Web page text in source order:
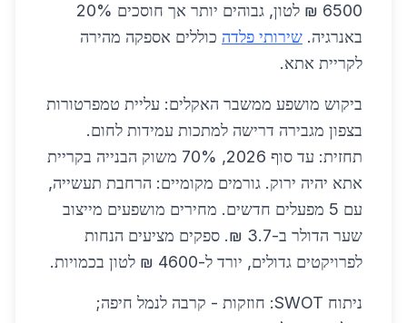
6500 ₪ לטון, גבוהים יותר אך חוסכים 20%
באנרגיה. שירותי פלדה כוללים אספקה מהירה
לקריית אתא.
ביקוש מושפע ממשבר האקלים: עליית טמפרטורות
בצפון מגבירה דרישה למתכות עמידות לחום.
תחזית: עד סוף 2026, 70% משוק הבנייה בקריית
אתא יהיה ירוק. גורמים מקומיים: הרחבת תעשייה,
עם 5 מפעלים חדשים. מחירים מושפעים מייצוב
שער הדולר ב-3.7 ₪. ספקים מציעים הנחות
לפרויקטים גדולים, יורד ל-4600 ₪ לטון בכמויות.
ניתוח SWOT: חוזקות - קרבה לנמל חיפה;